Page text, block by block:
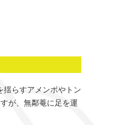
揺らすアメンボやトン
が、無鄰菴に足を運